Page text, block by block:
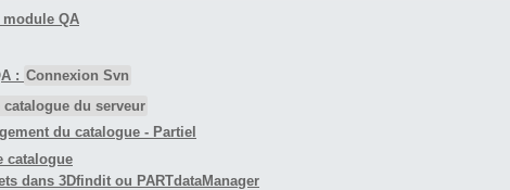
QA
: Connexion Svn
catalogue du serveur
du catalogue - Partiel
catalogue
dans 3Dfindit ou PARTdataManager